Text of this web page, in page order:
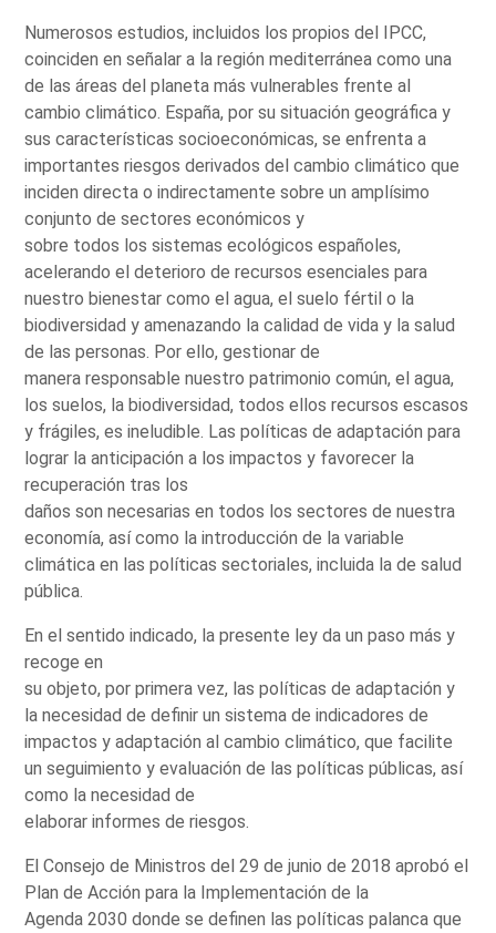
Numerosos estudios, incluidos los propios del IPCC,
coinciden en señalar a la región mediterránea como una
de las áreas del planeta más vulnerables frente al
cambio climático. España, por su situación geográfica y
sus características socioeconómicas, se enfrenta a
importantes riesgos derivados del cambio climático que
inciden directa o indirectamente sobre un amplísimo
conjunto de sectores económicos y
sobre todos los sistemas ecológicos españoles,
acelerando el deterioro de recursos esenciales para
nuestro bienestar como el agua, el suelo fértil o la
biodiversidad y amenazando la calidad de vida y la salud
de las personas. Por ello, gestionar de
manera responsable nuestro patrimonio común, el agua,
los suelos, la biodiversidad, todos ellos recursos escasos
y frágiles, es ineludible. Las políticas de adaptación para
lograr la anticipación a los impactos y favorecer la
recuperación tras los
daños son necesarias en todos los sectores de nuestra
economía, así como la introducción de la variable
climática en las políticas sectoriales, incluida la de salud
pública.
En el sentido indicado, la presente ley da un paso más y
recoge en
su objeto, por primera vez, las políticas de adaptación y
la necesidad de definir un sistema de indicadores de
impactos y adaptación al cambio climático, que facilite
un seguimiento y evaluación de las políticas públicas, así
como la necesidad de
elaborar informes de riesgos.
El Consejo de Ministros del 29 de junio de 2018 aprobó el
Plan de Acción para la Implementación de la
Agenda 2030 donde se definen las políticas palanca que